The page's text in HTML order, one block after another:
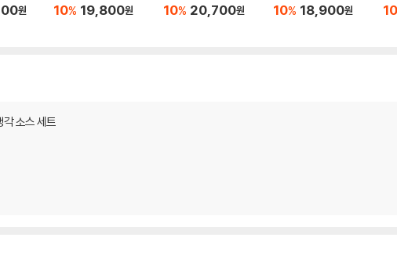
원 10% 19,800원 10% 20,700원 10% 18,900원 10
소스 세트